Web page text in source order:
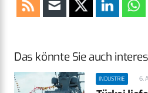
Das könnte Sie auch
INDUSTRIE 6.